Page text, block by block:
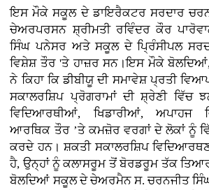
ਇਸ ਮੌਕੇ ਸਕੂਲ ਦੇ ਡਾਇਰੈਕਟਰ ਸਰਦਾਰ
ਚੇਅਰਪਰਸਨ ਸ਼੍ਰੀਮਤੀ ਰਵਿੰਦਰ ਕੌਰ
ਸਿੰਘ ਪਨੇਸਰ ਅਤੇ ਸਕੂਲ ਦੇ ਪ੍ਰਿੰਸੀਪਲ
ਵਿਸ਼ੇਸ਼ ਤੌਰ 'ਤੇ ਹਾਜ਼ਰ ਸਨ।ਇਸ ਮੌਕੇ ਬੋਲਦਿਆਂ,
ਨੇ ਕਿਹਾ ਕਿ ਡੀਬੀਯੂ ਦੀ ਸਮਾਵੇਸ਼ ਪ੍ਰਤੀ
ਸਕਾਲਰਸ਼ਿਪ ਪ੍ਰੋਗਰਾਮਾਂ ਦੀ ਸ਼੍ਰੇਣੀ ਵਿੱਚ
ਵਿਦਿਆਰਥੀਆਂ, ਖਿਡਾਰੀਆਂ, ਅਪਾਹਜ
ਆਰਥਿਕ ਤੌਰ ’ਤੇ ਕਮਜ਼ੋਰ ਵਰਗਾਂ ਦੇ ਲੋਕਾਂ ਨੂੰ
ਕਰਦੇ ਹਨ। ਸ਼ਕਤੀ ਸਕਾਲਰਸ਼ਿਪ
ਹੈ, ਉਨ੍ਹਾਂ ਨੂੰ ਕਲਾਸਰੂਮ ਤੋਂ ਬੋਰਡਰੂਮ ਤੱਕ
ਬੋਲਦਿਆਂ ਸਕੂਲ ਦੇ ਚੇਅਰਮੈਨ ਸ. ਚਰਨਜੀਤ ਸਿੰਘ